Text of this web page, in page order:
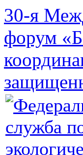
30-я
форум